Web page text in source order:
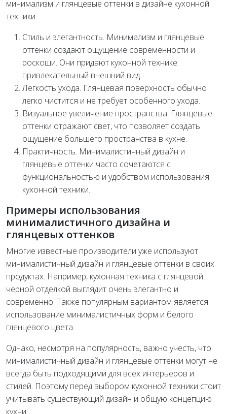
минимализм и глянцевые оттенки в дизайне кухонной
техники:
Стиль и элегантность. Минимализм и глянцевые
оттенки создают ощущение современности и
роскоши. Они придают кухонной технике
привлекательный внешний вид.
Легкость ухода. Глянцевая поверхность обычно
легко чистится и не требует особенного ухода.
Визуальное увеличение пространства. Глянцевые
оттенки отражают свет, что позволяет создать
ощущение большего пространства в кухне.
Практичность. Минималистичный дизайн и
глянцевые оттенки часто сочетаются с
функциональностью и удобством использования
кухонной техники.
Примеры использования
минималистичного дизайна и
глянцевых оттенков
Многие известные производители уже используют
минималистичный дизайн и глянцевые оттенки в своих
продуктах. Например, кухонная техника с глянцевой
черной отделкой выглядит очень элегантно и
современно. Также популярным вариантом является
использование минималистичных форм и белого
глянцевого цвета.
Однако, несмотря на популярность, важно учесть, что
минималистичный дизайн и глянцевые оттенки могут не
всегда быть подходящими для всех интерьеров и
стилей. Поэтому перед выбором кухонной техники стоит
учитывать существующий дизайн и общую концепцию
кухни.